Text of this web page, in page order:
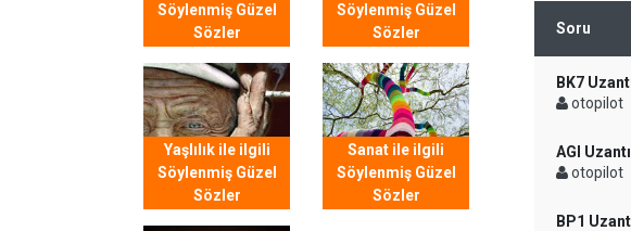
Söylenmiş Güzel
Sözler
Söylenmiş Güzel
Sözler
Yaşlılık ile ilgili
Söylenmiş Güzel
Sözler
Sanat ile ilgili
Söylenmiş Güzel
Sözler
Soru
BK7
otopilot
AGI
otopilot
BP1